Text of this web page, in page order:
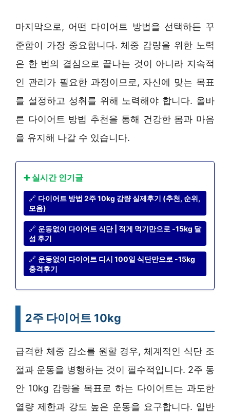
마지막으로, 어떤 다이어트 방법을 선택하든 꾸
준함이 가장 중요합니다. 체중 감량을 위한 노력
은 한 번의 결심으로 끝나는 것이 아니라 지속적
인 관리가 필요한 과정이므로, 자신에 맞는 목표
를 설정하고 성취를 위해 노력해야 합니다. 올바
른 다이어트 방법 추천을 통해 건강한 몸과 마음
을 유지해 나갈 수 있습니다.
➕ 실시간 인기글
🔗 다이어트 방법 2주 10kg 감량 실제후기 (추천, 순위,
모음)
🔗 운동없이 다이어트 식단 | 적게 먹기만으로 -15kg 달
성 후기
🔗 운동없이 다이어트 디시 100일 식단만으로 -15kg
충격후기
2주 다이어트 10kg
급격한 체중 감소를 원할 경우, 체계적인 식단 조
절과 운동을 병행하는 것이 필수적입니다. 2주 동
안 10kg 감량을 목표로 하는 다이어트는 과도한
열량 제한과 강도 높은 운동을 요구합니다. 일반